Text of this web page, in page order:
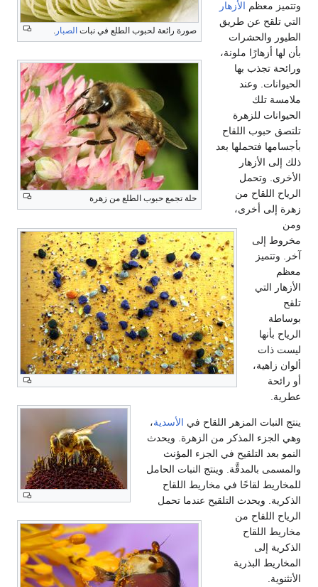
صورة رائعة لحبوب الطلع في نباتالصبار.
حلة تجمع حبوب الطلع من زهرة
معظمالأزهار
عن طريق
ملونة،
بها
وعند
تلك
للزهرة
اللقاح
فتحملها بعد
وتحمل
من
أخرى،
المزهر اللقاح في الأسدية ،
المذكر من الزهرة. ويحدث
التلقيح في الجزء المؤنث
بالمدقَّة. وينتج النبات الحامل
لقاحًا في مخاريط اللقاح
ويحدث التلقيح عندما تحمل
من
البذرية